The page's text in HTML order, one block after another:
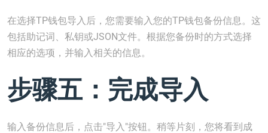
在选择TP钱包导入后，您需要输入您的TP钱包备份信息。这
包括助记词、私钥或JSON文件。根据您备份时的方式选择
相应的选项，并输入相关的信息。
步骤五：完成导入
输入备份信息后，点击"导入"按钮。稍等片刻，您将看到成